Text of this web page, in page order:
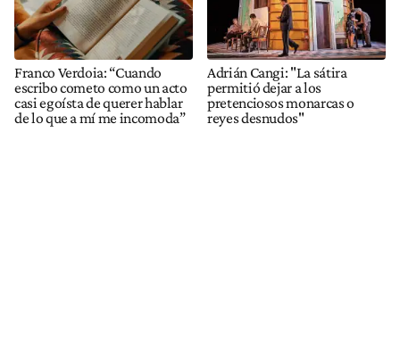
Franco Verdoia: “Cuando
escribo cometo como un acto
casi egoísta de querer hablar
de lo que a mí me incomoda”
Adrián Cangi: "La sátira
permitió dejar a los
pretenciosos monarcas o
reyes desnudos"